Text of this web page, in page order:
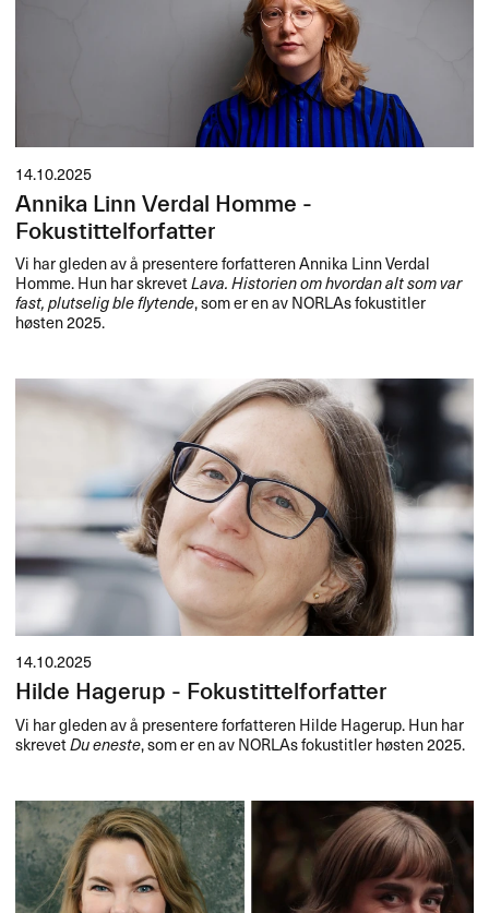
14.10.2025
Annika Linn Verdal Homme -
Fokustittelforfatter
Vi har gleden av å presentere forfatteren Annika Linn Verdal
Homme. Hun har skrevetLava. Historien om hvordan alt som var
fast, plutselig ble flytende, som er en av NORLAs fokustitler
høsten 2025.
14.10.2025
Hilde Hagerup - Fokustittelforfatter
Vi har gleden av å presentere forfatteren Hilde Hagerup. Hun har
skrevetDu eneste, som er en av NORLAs fokustitler høsten 2025.